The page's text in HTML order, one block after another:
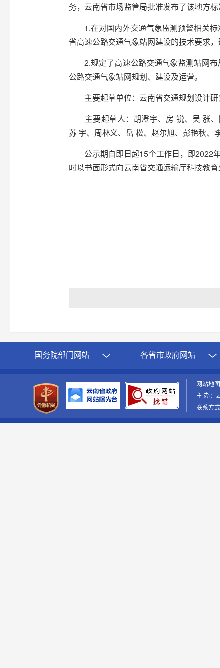
务，云南省市场监管局批准发布了该地方
1.在对国内外交通气象监测预警相关标
省高速公路交通气象站网建设的技术要求
2.规定了高速公路交通气象监测站网布
公路交通气象站网规划、建设及运营。
主要起草单位：云南省交通规划设计研
主要起草人：胡澄宇、房 锐、吴 涨、
苏 宇、周林义、岳 松、赵尔旭、彭艳秋、
公示期自即日起15个工作日，即2022年
时以书面形式向云南省交通运输厅科技教
国务院部门网站 各省市政府网站
网站地
主 办：
联系方